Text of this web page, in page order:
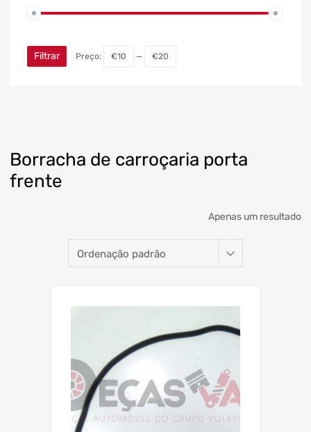
Borracha de carroçaria porta
frente
Apenas um resultado
Filtrar Preço: €10 — €20